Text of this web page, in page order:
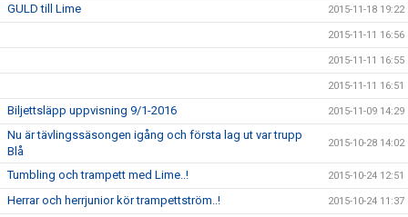
GULD till Lime 2015-11-18 19:22
2015-11-11 16:56
2015-11-11 16:55
2015-11-11 16:51
Biljettsläpp uppvisning 9/1-2016 2015-11-09 14:29
Nu är tävlingssäsongen igång och första lag ut var trupp
Blå
2015-10-28 14:02
Tumbling och trampett med Lime..! 2015-10-24 12:51
Herrar och herrjunior kör trampettström..! 2015-10-24 11:37